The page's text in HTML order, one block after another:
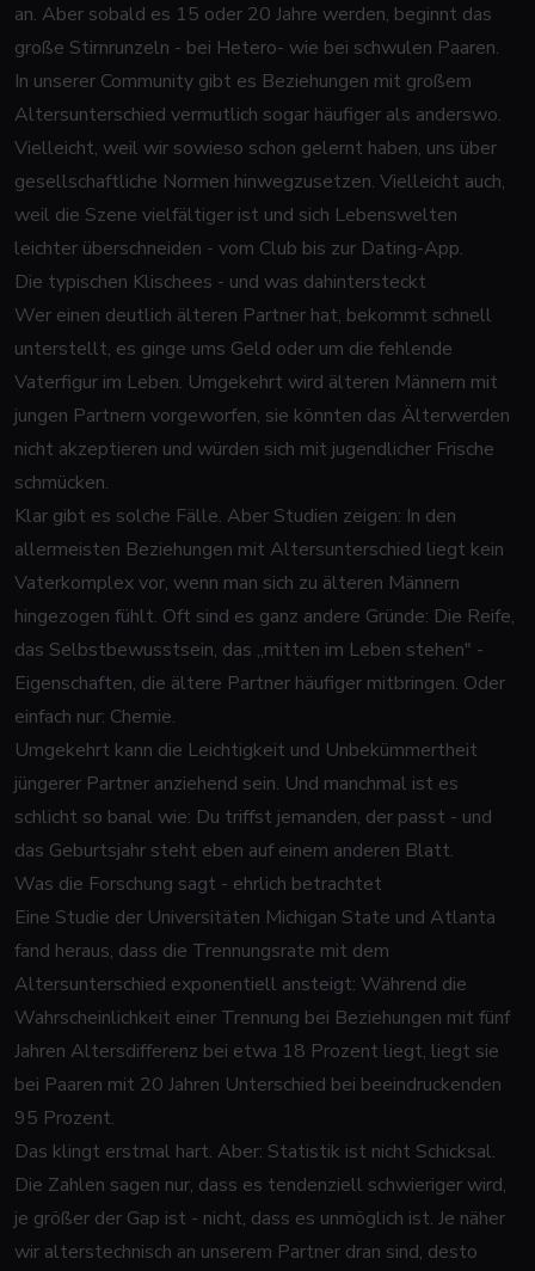
an. Aber sobald es 15 oder 20 Jahre werden, beginnt das
große Stirnrunzeln - bei Hetero- wie bei schwulen Paaren.
In unserer Community gibt es Beziehungen mit großem
Altersunterschied vermutlich sogar häufiger als anderswo.
Vielleicht, weil wir sowieso schon gelernt haben, uns über
gesellschaftliche Normen hinwegzusetzen. Vielleicht auch,
weil die Szene vielfältiger ist und sich Lebenswelten
leichter überschneiden - vom Club bis zur Dating-App.
Die typischen Klischees - und was dahintersteckt
Wer einen deutlich älteren Partner hat, bekommt schnell
unterstellt, es ginge ums Geld oder um die fehlende
Vaterfigur im Leben. Umgekehrt wird älteren Männern mit
jungen Partnern vorgeworfen, sie könnten das Älterwerden
nicht akzeptieren und würden sich mit jugendlicher Frische
schmücken.
Klar gibt es solche Fälle. Aber Studien zeigen: In den
allermeisten Beziehungen mit Altersunterschied liegt kein
Vaterkomplex vor, wenn man sich zu älteren Männern
hingezogen fühlt. Oft sind es ganz andere Gründe: Die Reife,
das Selbstbewusstsein, das „mitten im Leben stehen" -
Eigenschaften, die ältere Partner häufiger mitbringen. Oder
einfach nur: Chemie.
Umgekehrt kann die Leichtigkeit und Unbekümmertheit
jüngerer Partner anziehend sein. Und manchmal ist es
schlicht so banal wie: Du triffst jemanden, der passt - und
das Geburtsjahr steht eben auf einem anderen Blatt.
Was die Forschung sagt - ehrlich betrachtet
Eine Studie der Universitäten Michigan State und Atlanta
fand heraus, dass die Trennungsrate mit dem
Altersunterschied exponentiell ansteigt: Während die
Wahrscheinlichkeit einer Trennung bei Beziehungen mit fünf
Jahren Altersdifferenz bei etwa 18 Prozent liegt, liegt sie
bei Paaren mit 20 Jahren Unterschied bei beeindruckenden
95 Prozent.
Das klingt erstmal hart. Aber: Statistik ist nicht Schicksal.
Die Zahlen sagen nur, dass es tendenziell schwieriger wird,
je größer der Gap ist - nicht, dass es unmöglich ist. Je näher
wir alterstechnisch an unserem Partner dran sind, desto